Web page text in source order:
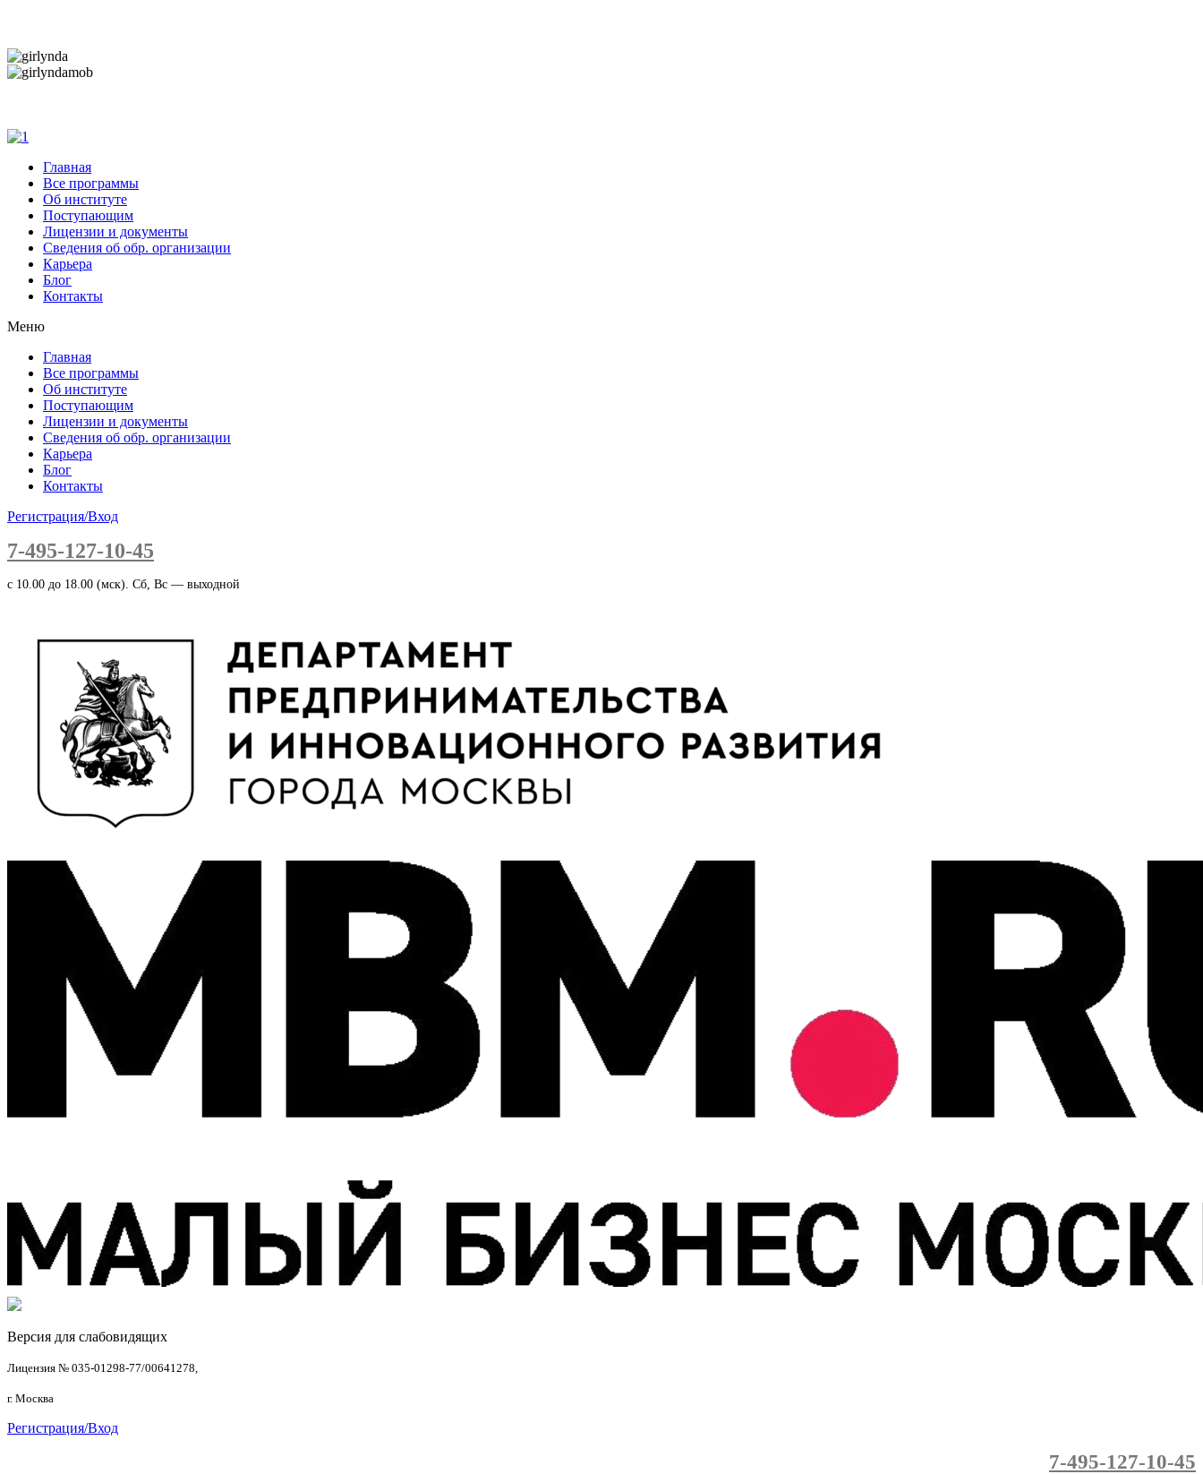
Главная
Все программы
Об институте
Поступающим
Лицензии и документы
Сведения об обр. организации
Карьера
Блог
Контакты
Меню
Главная
Все программы
Об институте
Поступающим
Лицензии и документы
Сведения об обр. организации
Карьера
Блог
Контакты
Регистрация/Вход
7-495-127-10-45
c 10.00 до 18.00 (мск). Сб, Вс — выходной
Версия для слабовидящих
Лицензия № 035-01298-77/00641278,
г. Москва
Регистрация/Вход
7-495-127-10-45